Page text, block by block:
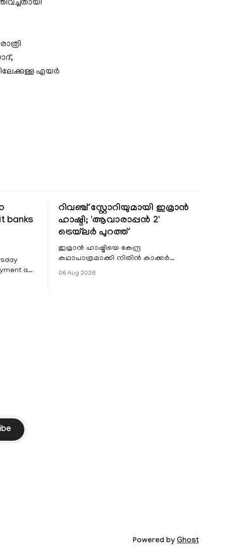
എയർ
banks
and
റിവഞ്ച് സ്റ്റോറിയുമായി ഇമ്രാൻ
ഹാഷ്മി; 'ആവാരാപ്പൻ 2'
ട്രെയ്‌ലർ പുറത്ത്
ഇമ്രാൻ ഹാഷ്മിയെ കേന്ദ്ര
കഥാപാത്രമാക്കി നിതിൻ കാക്കർ
'ആവാരാപ്പൻ 2'. ഐഎംഡിബി പട്ടിക
06 Aug 2026
Powered byGhost